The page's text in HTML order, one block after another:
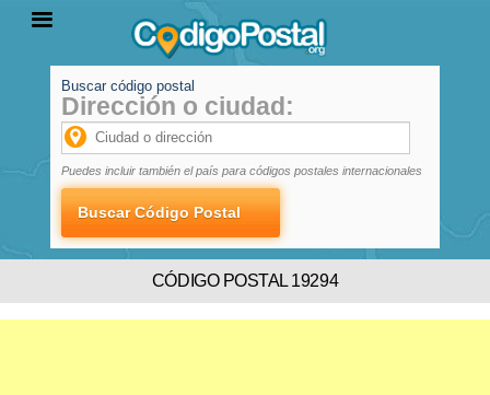
PROVINCIAS
LOCALIDADES
Buscar código postal
Dirección o ciudad:
Puedes incluir también el país para códigos postales internacionales
CÓDIGO POSTAL 19294